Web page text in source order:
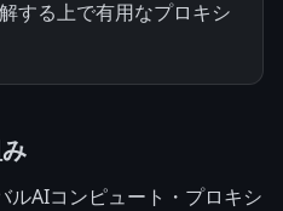
する上で有用なプロキシ
ルAIコンピュート・プロキシ